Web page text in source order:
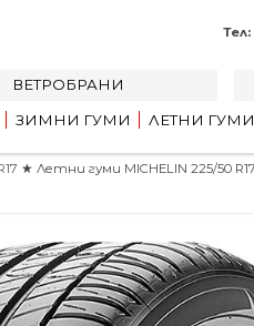
ВЕТРОБРАНИ
ЗИМНИ ГУМИ ЛЕТНИ ГУМИ
★ Летни гуми MICHELIN 225/50